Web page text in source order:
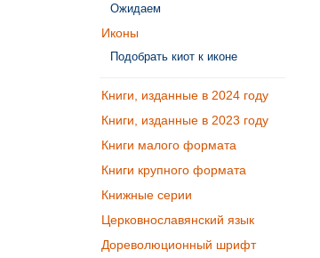
Ожидаем
Иконы
Подобрать киот к иконе
Книги, изданные в 2024 году
Книги, изданные в 2023 году
Книги малого формата
Книги крупного формата
Книжные серии
Церковнославянский язык
Дореволюционный шрифт